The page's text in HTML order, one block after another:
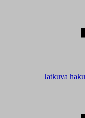
Jatkuva haku